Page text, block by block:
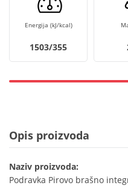
Energija (kJ/kcal)
1503/355
Opis proizvoda
Naziv proizvoda:
Podravka Pirovo brašno